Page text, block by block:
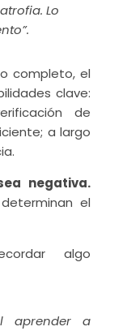
Lo
completo, el
clave:
de
a largo
negativa.
el
algo
aprender a